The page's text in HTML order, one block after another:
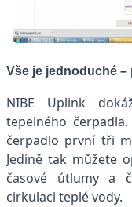
Vše je jednoduché
NIBE Uplink
tepelného
čerpadlo první tři
Jedině tak můžete
časové útlumy a
cirkulaci teplé vody.